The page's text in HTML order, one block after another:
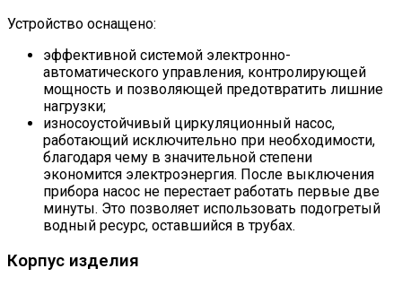
Устройство оснащено:
эффективной системой электронно-
автоматического управления, контролирующей
мощность и позволяющей предотвратить лишние
нагрузки;
износоустойчивый циркуляционный насос,
работающий исключительно при необходимости,
благодаря чему в значительной степени
экономится электроэнергия. После выключения
прибора насос не перестает работать первые две
минуты. Это позволяет использовать подогретый
водный ресурс, оставшийся в трубах.
Корпус изделия